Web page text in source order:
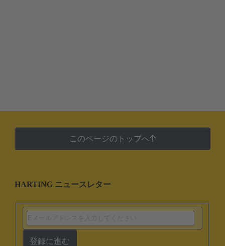
このページのトップへ
HARTING ニュースレター
登録に進む